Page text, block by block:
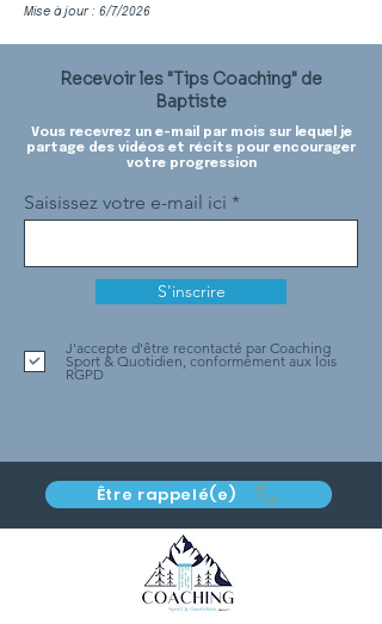
Mise à jour : 6/7/2026
Recevoir les "Tips Coaching" de
Baptiste
Vous recevrez un e-mail par mois sur lequel je
partage des vidéos et récits pour encourager
votre progression
Saisissez votre e-mail ici
S'inscrire
J'accepte d'être recontacté par Coaching
Sport & Quotidien, conformément aux lois
RGPD
Être rappelé(e)